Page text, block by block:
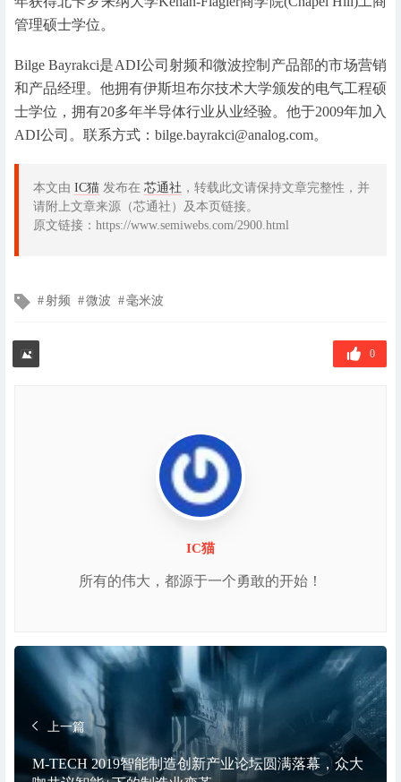
管理硕士学位。
Bilge Bayrakci是ADI公司射频和微波控制产品部的市场营销
和产品经理。他拥有伊斯坦布尔技术大学颁发的电气工程硕
士学位，拥有20多年半导体行业从业经验。他于2009年加入
ADI公司。联系方式：bilge.bayrakci@analog.com。
本文由 IC猫 发布在 芯通社 ，转载此文请保持文章完整性，并
请附上文章来源（芯通社）及本页链接。
原文链接：https://www.semiwebs.com/2900.html
文
签
射频 微波 毫米波
0
IC猫
所有的伟大，都源于一个勇敢的开始！
上一篇
M-TECH 2019智能制造创新产业论坛圆满落幕，众大